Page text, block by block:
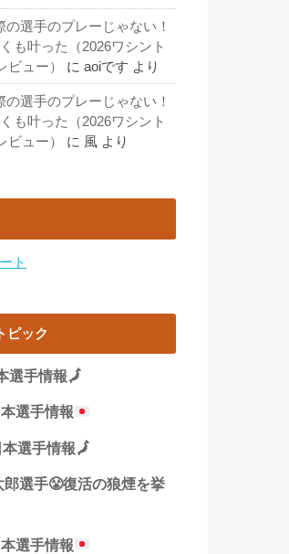
の選手のプレーじゃない！
も叶った（2026ワシント
ビュー）
に aoiです より
の選手のプレーじゃない！
も叶った（2026ワシント
ビュー）
に 風 より
ト
ピック
選手情報🗾
本選手情報
本選手情報🗾
選手😤復活の狼煙を挙
本選手情報